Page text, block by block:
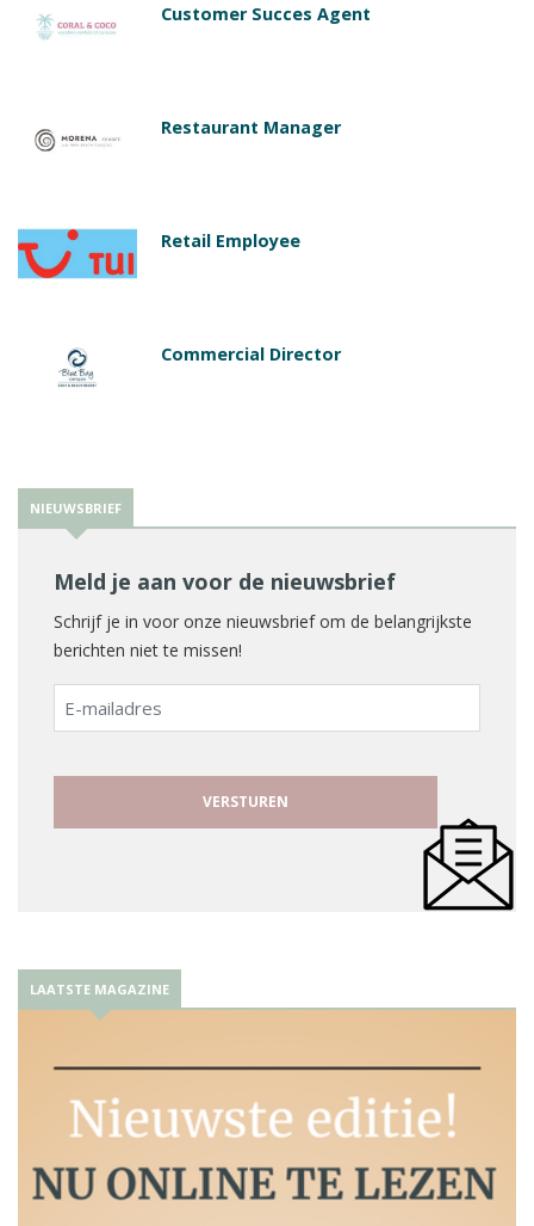
Customer Succes Agent
Restaurant Manager
Retail Employee
Commercial Director
NIEUWSBRIEF
Meld je aan voor de nieuwsbrief
Schrijf je in voor onze nieuwsbrief om de belangrijkste
berichten niet te missen!
E-
mailadres
LAATSTE MAGAZINE